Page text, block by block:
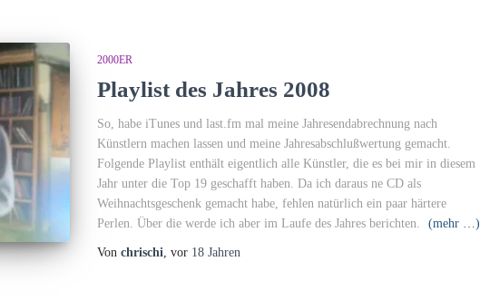
2000ER
Playlist des Jahres 2008
So, habe iTunes und last.fm mal meine Jahresendabrechnung nach
Künstlern machen lassen und meine Jahresabschlußwertung gemacht.
Folgende Playlist enthält eigentlich alle Künstler, die es bei mir in diesem
Jahr unter die Top 19 geschafft haben. Da ich daraus ne CD als
Weihnachtsgeschenk gemacht habe, fehlen natürlich ein paar härtere
Perlen. Über die werde ich aber im Laufe des Jahres berichten.
(mehr …)
Von chrischi, vor 18 Jahren